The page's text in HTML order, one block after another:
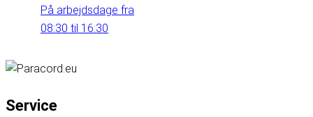
På arbejdsdage fra
08:30 til 16:30
Service